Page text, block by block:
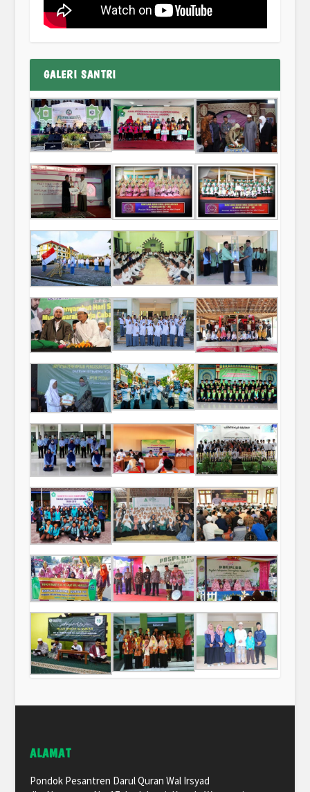
GALERI SANTRI
ALAMAT
Pondok Pesantren Darul Quran Wal Irsyad